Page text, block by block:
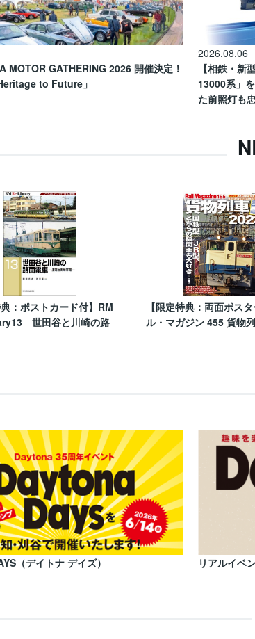
MOTOR GATHERING 2026 開催決定！
to Future」
2026.08.06
【相鉄・新
13000系」
た前照灯も
典：ポストカード付】RM
世田谷と川崎の路
【限定特典：両面ポス
ル・マガジン 455 貨物
（デイトナ デイズ） リアルイベ